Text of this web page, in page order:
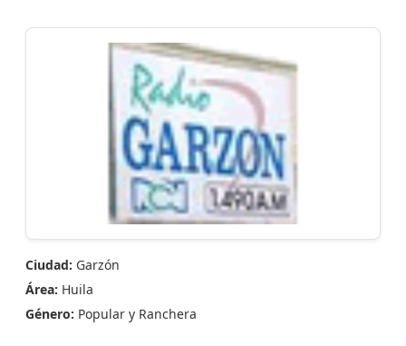
Ciudad: Garzón
Área: Huila
Género: Popular y Ranchera